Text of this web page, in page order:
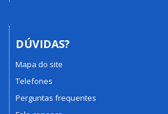
DÚVIDAS?
Mapa do site
Telefones
Perguntas frequentes